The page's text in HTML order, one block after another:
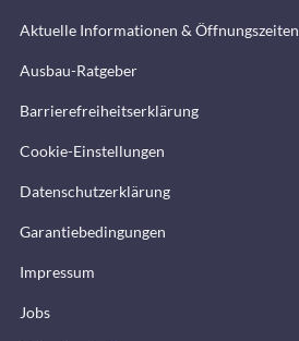
Aktuelle Informationen & Öffnungszeiten
Ausbau-Ratgeber
Barrierefreiheitserklärung
Cookie-Einstellungen
Datenschutzerklärung
Garantiebedingungen
Impressum
Jobs